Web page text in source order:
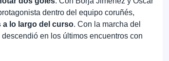
dentro del equipo coruñés,
a lo largo del curso. Con la marcha del
en los últimos encuentros con